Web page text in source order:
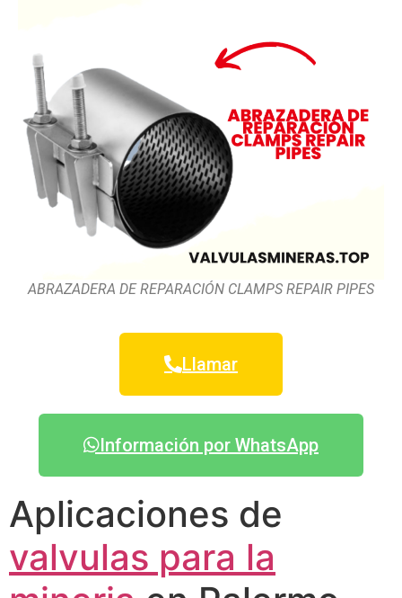
ABRAZADERA DE REPARACIÓN CLAMPS REPAIR PIPES
Llamar
Información por WhatsApp
Aplicaciones de
valvulas para la